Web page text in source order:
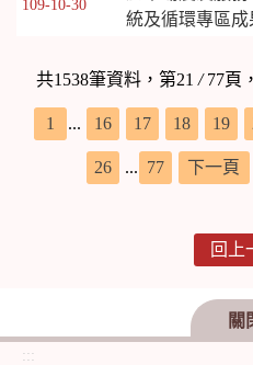
109-10-30
統及循環專區成
共1538筆資料，第21 /77頁
1 ... 16 17 18 19
26 ... 77 下一頁
回上
關
:::